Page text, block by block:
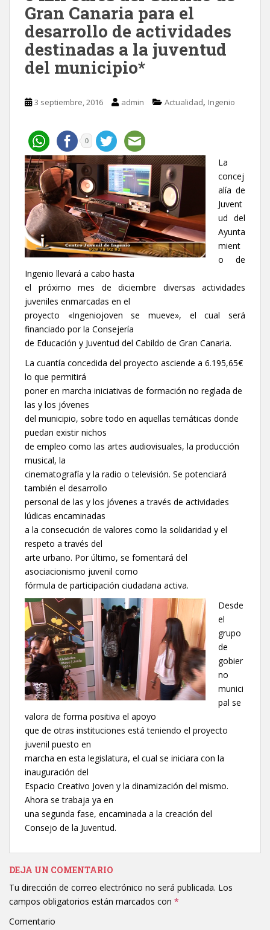
Gran Canaria para el
desarrollo de actividades
destinadas a la juventud
del municipio*
3 septiembre, 2016 admin Actualidad, Ingenio
0
La
concej
alía de
Juvent
ud del
Ayunta
mient
o de
Ingenio llevará a cabo hasta
el próximo mes de diciembre diversas actividades
juveniles enmarcadas en el
proyecto «Ingeniojoven se mueve», el cual será
financiado por la Consejería
de Educación y Juventud del Cabildo de Gran Canaria.
La cuantía concedida del proyecto asciende a 6.195,65€
lo que permitirá
poner en marcha iniciativas de formación no reglada de
las y los jóvenes
del municipio, sobre todo en aquellas temáticas donde
puedan existir nichos
de empleo como las artes audiovisuales, la producción
musical, la
cinematografía y la radio o televisión. Se potenciará
también el desarrollo
personal de las y los jóvenes a través de actividades
lúdicas encaminadas
a la consecución de valores como la solidaridad y el
respeto a través del
arte urbano. Por último, se fomentará del
asociacionismo juvenil como
fórmula de participación ciudadana activa.
Desde
el
grupo
de
gobier
no
munici
pal se
valora de forma positiva el apoyo
que de otras instituciones está teniendo el proyecto
juvenil puesto en
marcha en esta legislatura, el cual se iniciara con la
inauguración del
Espacio Creativo Joven y la dinamización del mismo.
Ahora se trabaja ya en
una segunda fase, encaminada a la creación del
Consejo de la Juventud.
DEJA UN COMENTARIO
Tu dirección de correo electrónico no será publicada. Los
campos obligatorios están marcados con *
Comentario